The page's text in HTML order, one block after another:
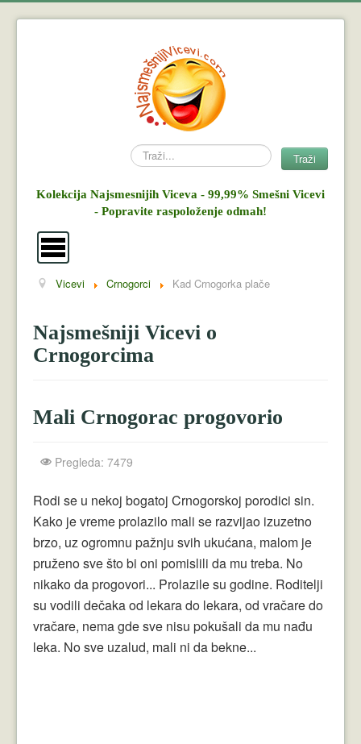
Search Traži
Kolekcija Najsmesnijih Viceva - 99,99% Smešni Vicevi
- Popravite raspoloženje odmah!
Vicevi
Mujo i Haso
Crnogorci
Plavuše
Piroćanci
Vicevi Razni
Vicevi Dana
Najbolji Vicevi
Vicevi Crnogorci Kad Crnogorka plače
Najsmešniji Vicevi o
Crnogorcima
Mali Crnogorac progovorio
Pregleda: 7479
Rodi se u nekoj bogatoj Crnogorskoj porodici sin.
Kako je vreme prolazilo mali se razvijao izuzetno
brzo, uz ogromnu pažnju svih ukućana, malom je
pruženo sve što bi oni pomislili da mu treba. No
nikako da progovori... Prolazile su godine. Roditelji
su vodili dečaka od lekara do lekara, od vračare do
vračare, nema gde sve nisu pokušali da mu nađu
leka. No sve uzalud, mali ni da bekne...